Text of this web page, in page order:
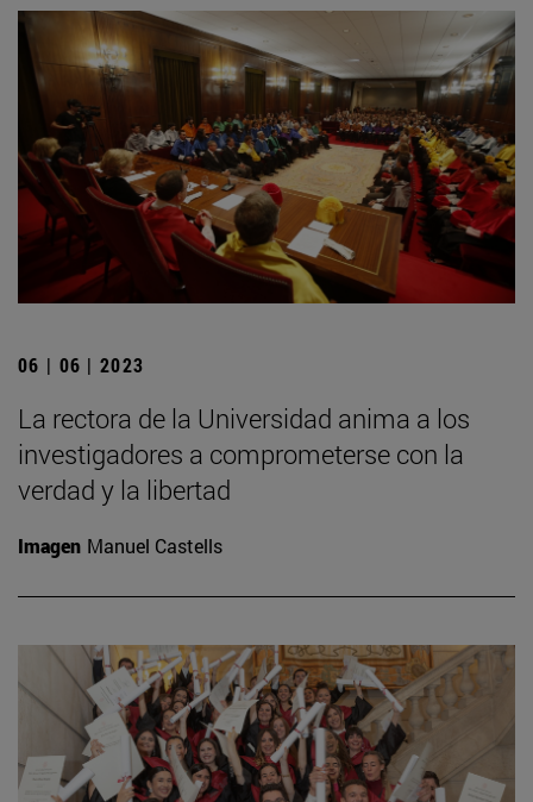
06 | 06 | 2023
La rectora de la Universidad anima a los
investigadores a comprometerse con la
verdad y la libertad
Imagen Manuel Castells